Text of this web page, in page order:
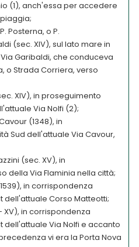
(1), anch'essa per accedere
Posterna, o P.
(sec. XIV), sul lato mare in
Garibaldi, che conduceva
o Strada Corriera, verso
XIV), in proseguimento
Via Nolfi (2);
(1348), in
Sud dell'attuale Via Cavour,
(sec. XV), in
della Via Flaminia nella città;
in corrispondenza
Corso Matteotti;
XV), in corrispondenza
Via Nolfi e accanto
vi era la Porta Nova